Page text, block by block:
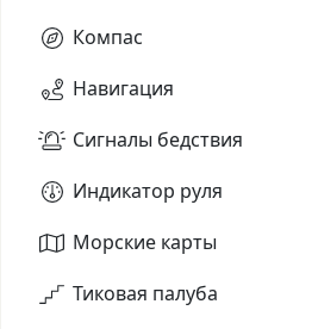
Компас
Навигация
Сигналы бедствия
Индикатор руля
Морские карты
Тиковая палуба